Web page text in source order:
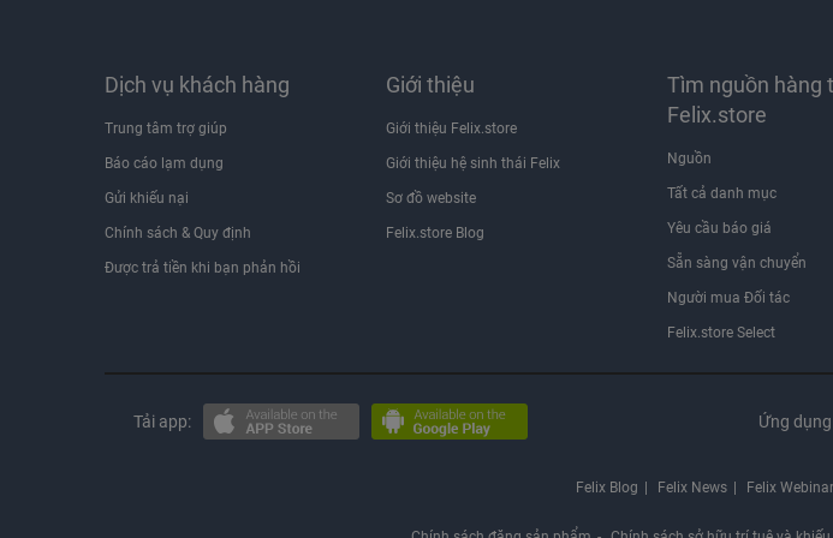
HD 720p@30fps
Ban đêm (Night Mode)
Trôi nhanh thời gian (Time Lapse)
Xóa phông
Zoom quang học
Toàn cảnh (Panorama)
HDR
Dolby Vision HDR
Zoom kỹ thuật số
Dịch vụ khách hàng
Trung tâm trợ giúp
Báo cáo lạm dụng
Gửi khiếu nại
Chính sách & Quy định
Được trả tiền khi bạn phản hồi
Giới thiệu
Giới thiệu Felix.store
Giới thiệu hệ sinh thái Felix
Sơ đồ website
Felix.store Blog
Tìm nguồn hàng
Felix.store
Nguồn
Tất cả danh mục
Yêu cầu báo giá
Sẵn sàng vận chuyển
Người mua Đối tác
Felix.store Select
Tải app: Ứng
Felix Blog Felix News Felix Webinar